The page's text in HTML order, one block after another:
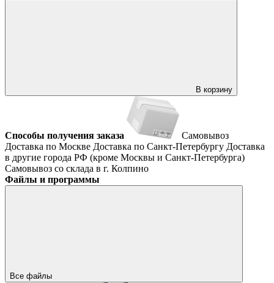
В корзину
Способы получения заказа
Самовывоз
Доставка по Москве Доставка по Санкт-Петербургу Доставка
в другие города РФ (кроме Москвы и Санкт-Петербурга)
Самовывоз со склада в г. Колпино
Файлы и программы
Все файлы